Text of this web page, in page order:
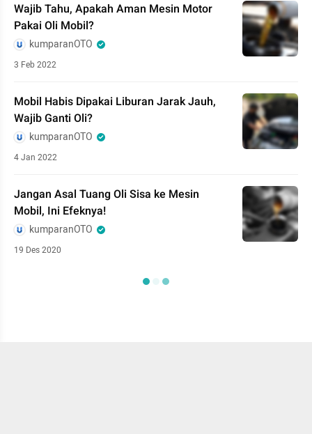
Wajib Tahu, Apakah Aman Mesin Motor
Pakai Oli Mobil?
kumparanOTO
3 Feb 2022
Mobil Habis Dipakai Liburan Jarak Jauh,
Wajib Ganti Oli?
kumparanOTO
4 Jan 2022
Jangan Asal Tuang Oli Sisa ke Mesin
Mobil, Ini Efeknya!
kumparanOTO
19 Des 2020